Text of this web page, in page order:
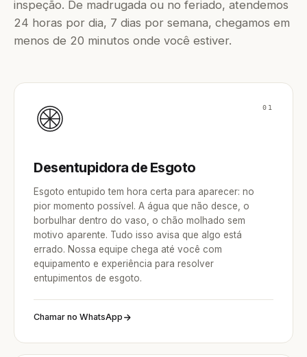
inspeção. De madrugada ou no feriado, atendemos
24 horas por dia, 7 dias por semana, chegamos em
menos de 20 minutos onde você estiver.
01
Desentupidora de Esgoto
Esgoto entupido tem hora certa para aparecer: no
pior momento possível. A água que não desce, o
borbulhar dentro do vaso, o chão molhado sem
motivo aparente. Tudo isso avisa que algo está
errado. Nossa equipe chega até você com
equipamento e experiência para resolver
entupimentos de esgoto.
Chamar no WhatsApp